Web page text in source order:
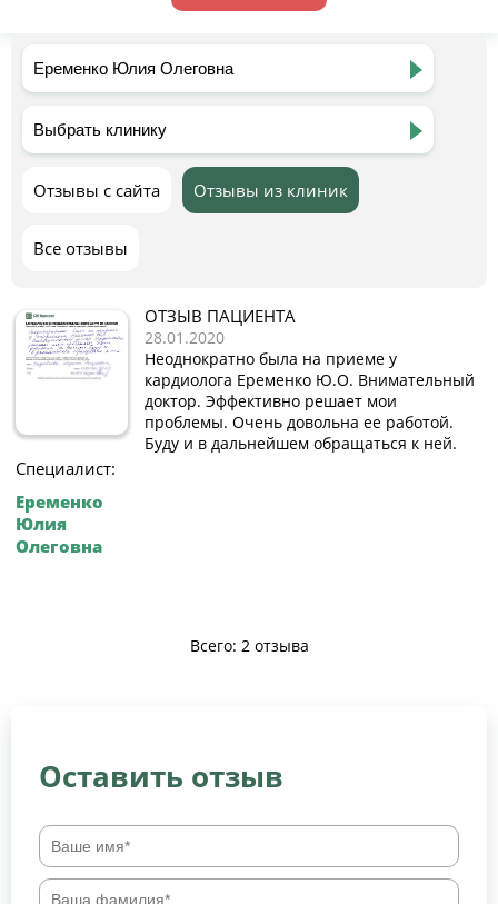
Отзывы с сайта Отзывы из клиник
Все отзывы
Специалист:
Еременко
Юлия
Олеговна
ОТЗЫВ ПАЦИЕНТА
28.01.2020
Неоднократно была на приеме у
кардиолога Еременко Ю.О. Внимательный
доктор. Эффективно решает мои
проблемы. Очень довольна ее работой.
Буду и в дальнейшем обращаться к ней.
Всего: 2 отзыва
Оставить отзыв